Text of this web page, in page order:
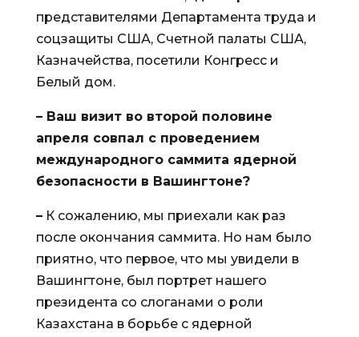
представителями Департамента труда и
соцзащиты США, Счетной палаты США,
Казначейства, посетили Конгресс и
Белый дом.
– Ваш визит во второй половине
апреля совпал с проведением
международного саммита ядерной
безопасности в Вашингтоне?
–К сожалению, мы приехали как раз
после окончания саммита. Но нам было
приятно, что первое, что мы увидели в
Вашингтоне, был портрет нашего
президента со слоганами о роли
Казахстана в борьбе с ядерной